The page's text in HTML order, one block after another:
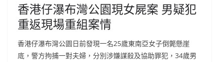
香港仔瀑布灣公園現女屍案 男疑犯
重返現場重組案情
香港仔瀑布灣公園日前發現一名25歲東南亞女子倒斃懸崖
底，警方拘捕一對夫婦，分別涉嫌謀殺及協助罪犯，34歲男